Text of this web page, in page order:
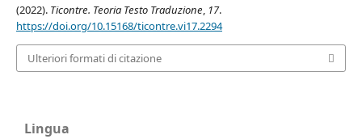
(2022). Ticontre. Teoria Testo Traduzione, 17.
https://doi.org/10.15168/ticontre.vi17.2294
Ulteriori formati di citazione
Lingua